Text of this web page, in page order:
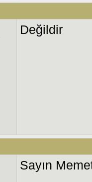
Değildir
Sayın